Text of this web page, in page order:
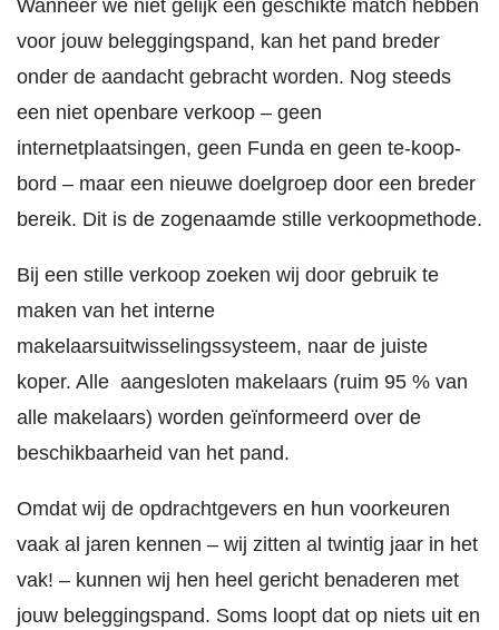
Wanneer we niet gelijk een geschikte match hebben
voor jouw beleggingspand, kan het pand breder
onder de aandacht gebracht worden. Nog steeds
een niet openbare verkoop – geen
internetplaatsingen, geen Funda en geen te-koop-
bord – maar een nieuwe doelgroep door een breder
bereik. Dit is de zogenaamde stille verkoopmethode.
Bij een stille verkoop zoeken wij door gebruik te
maken van het interne
makelaarsuitwisselingssysteem, naar de juiste
koper. Alle aangesloten makelaars (ruim 95 % van
alle makelaars) worden geïnformeerd over de
beschikbaarheid van het pand.
Omdat wij de opdrachtgevers en hun voorkeuren
vaak al jaren kennen – wij zitten al twintig jaar in het
vak! – kunnen wij hen heel gericht benaderen met
jouw beleggingspand. Soms loopt dat op niets uit en